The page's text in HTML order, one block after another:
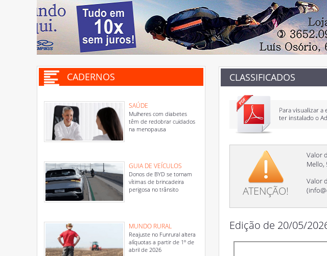
CADERNOS
SAÚDE
Mulheres com diabetes
têm de redobrar cuidados
na menopausa
GUIA DE VEÍCULOS
Donos de BYD se tornam
vítimas de brincadeira
perigosa no trânsito
MUNDO RURAL
Reajuste no Funrural altera
alíquotas a partir de 1º de
abril de 2026
CLASSIFICADOS
ATENÇÃO!
Valor
Mello,
Valor
(
Edição de 20/05/